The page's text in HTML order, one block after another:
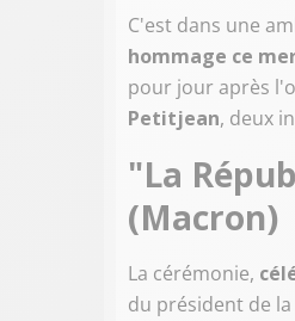
C'est dans une
hommage ce
pour jour après
Petitjean, deux
"La
(Macron)
La cérémonie,
du président de